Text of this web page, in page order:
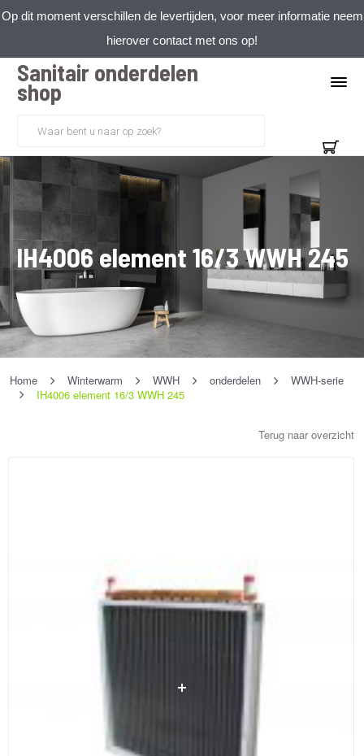
Op dit moment verschillen de levertijden, voor meer informatie neem
hierover contact met ons op!
Sanitair onderdelen
shop
IH4006 element 16/3 WWH 245
Home Winterwarm WWH onderdelen
WWH-serie
IH4006 element 16/3 WWH 245
Terug naar overzicht